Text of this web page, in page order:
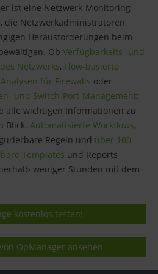
ist eine Netzwerk-Monitoring-
die Netzwerkadministratoren
Herausforderungen beim
Ob Verfügbarkeits- und
Netzwerks, Flow-basierte
Analysen für Firewalls oder
und Switch-Port-Management:
alle wichtigen Informationen zu
Blick. Automatisierte Workflows,
Regeln und über 100
Templates und Reports
weniger Stunden mit dem
kostenlos testen!
OpManager ansehen